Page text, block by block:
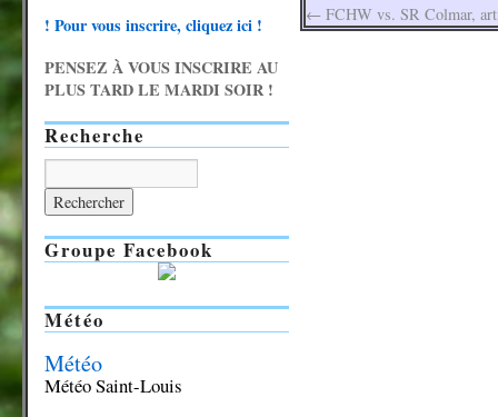
← FCHW vs. SR Colmar,
! Pour vous inscrire, cliquez ici !
PENSEZ À VOUS INSCRIRE AU
PLUS TARD LE MARDI SOIR !
Recherche
Groupe Facebook
Météo
Météo
Météo Saint-Louis